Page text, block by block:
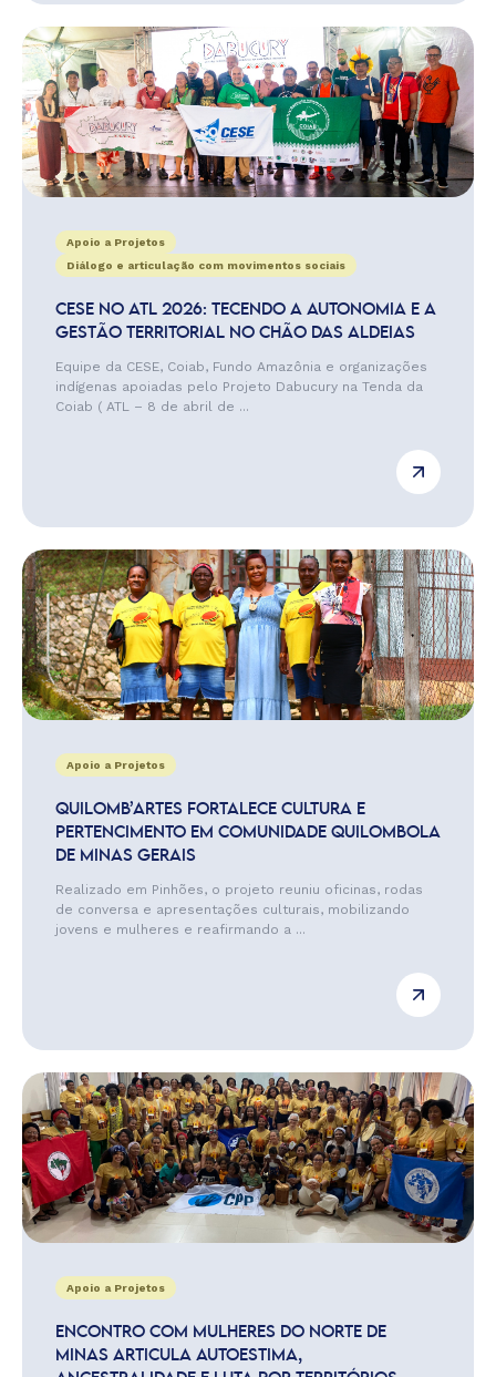
Apoio a Projetos
Diálogo e articulação com movimentos sociais
CESE NO ATL 2026: TECENDO A AUTONOMIA E A
GESTÃO TERRITORIAL NO CHÃO DAS ALDEIAS
Equipe da CESE, Coiab, Fundo Amazônia e organizações
indígenas apoiadas pelo Projeto Dabucury na Tenda da
Coiab ( ATL – 8 de abril de ...
Apoio a Projetos
QUILOMB’ARTES FORTALECE CULTURA E
PERTENCIMENTO EM COMUNIDADE QUILOMBOLA
DE MINAS GERAIS
Realizado em Pinhões, o projeto reuniu oficinas, rodas
de conversa e apresentações culturais, mobilizando
jovens e mulheres e reafirmando a ...
Apoio a Projetos
ENCONTRO COM MULHERES DO NORTE DE
MINAS ARTICULA AUTOESTIMA,